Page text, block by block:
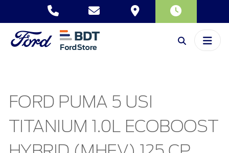
FORD PUMA 5 USI
TITANIUM 1.0L ECOBOOST